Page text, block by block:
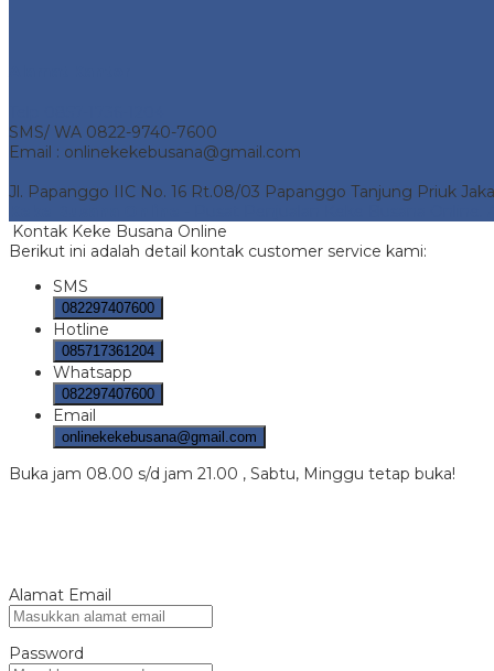
SMS/ WA 0822-9740-7600
Email : onlinekekebusana@gmail.com
Jl. Papanggo IIC No. 16 Rt.08/03 Papanggo Tanjung Priuk
Kontak Keke Busana Online
Berikut ini adalah detail kontak customer service kami:
SMS
082297407600
Hotline
085717361204
Whatsapp
082297407600
Email
onlinekekebusana@gmail.com
Buka jam 08.00 s/d jam 21.00 , Sabtu, Minggu tetap buka!
Alamat Email
Password